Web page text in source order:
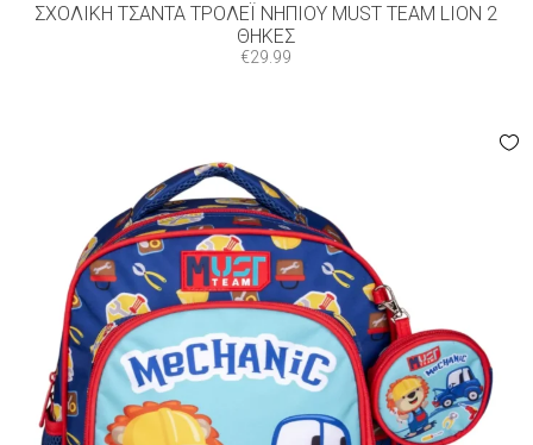
ΣΧΟΛΙΚΉ ΤΣΆΝΤΑ ΤΡΌΛΕΪ ΝΗΠΊΟΥ MUST TEAM LION 2
ΘΉΚΕΣ
€29.99